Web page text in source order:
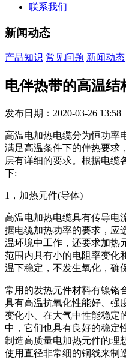
联系我们
新闻动态
产品知识 常见问题 新闻动态
电伴热带的高温结
发布日期：2020-03-26
高温电加热电缆分为恒功率
满足高温条件下的伴热要求
层有详细的要求。根据电缆
下:
1，加热元件(导体)
高温电加热电缆具有传导电
据电缆加热功率的要求，应
温环境中工作，还要求加热
范围内具有小的电阻率变化
温下稳定，不发生氧化，确
常用的发热元件材料有镍铬
具有高温抗氧化性能好、强
变化小、在大气中性能稳定
中，它们也具有良好的稳定
制造高质量电加热元件的理
使用直径非常细的铜线来制